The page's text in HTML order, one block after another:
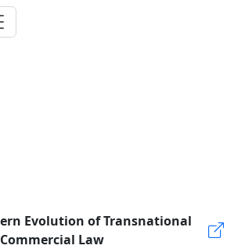
Evolution of Transnational
Commercial Law